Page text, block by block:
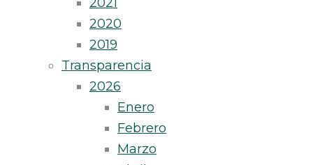
2020
2019
Transparencia
2026
Enero
Febrero
Marzo